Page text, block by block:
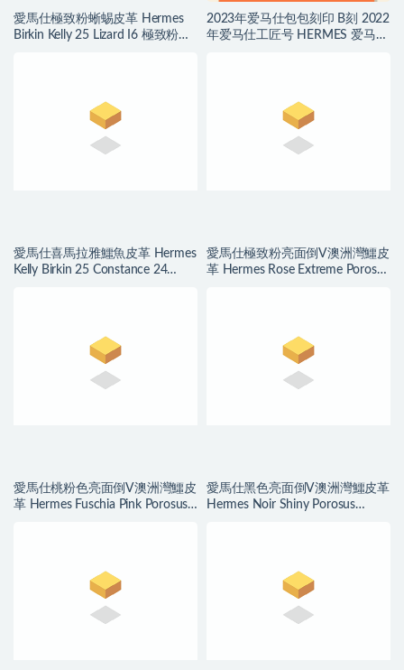
愛馬仕極致粉蜥蜴皮革 Hermes
Birkin Kelly 25 Lizard I6 極致粉
2023年爱马仕包包刻印 B刻 2022
年爱马仕工匠号 HERMES 爱马仕
愛馬仕喜馬拉雅鱷魚皮革 Hermes
Kelly Birkin 25 Constance 24
愛馬仕極致粉亮面倒V澳洲灣鱷皮
革 Hermes Rose Extreme Porosus
愛馬仕桃粉色亮面倒V澳洲灣鱷皮
革 Hermes Fuschia Pink Porosus
愛馬仕黑色亮面倒V澳洲灣鱷皮革
Hermes Noir Shiny Porosus